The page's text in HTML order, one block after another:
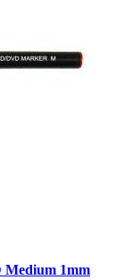
Medium 1mm